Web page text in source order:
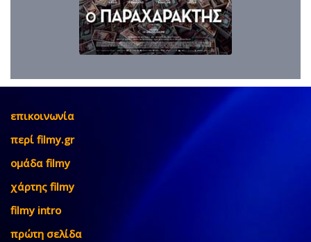
επικοινωνία
περί filmy.gr
ομάδα filmy
χάρτης filmy
filmy intro
πρώτη σελίδα